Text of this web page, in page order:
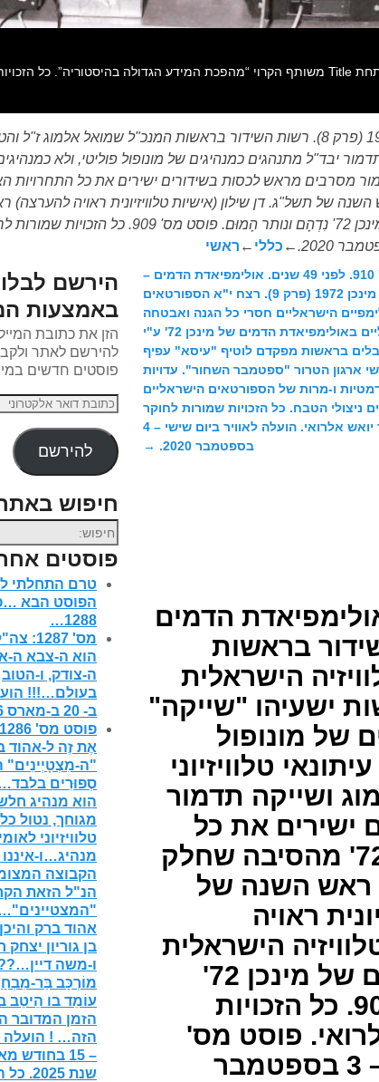
פוסט מס' 909. לפני 48 שנים. אולימפיאדת הדמים – מינכן 1972 (פרק 8). רשות השידור בראשות המנכ"ל שמואל אלמוג
יבד"ל מתנהגים כמנהיגים של מונופול פוליטי, ולא
תדמור מסרבים מראש לכסות בשידורים ישירים את כל התחרויות
ראש השנה של תשל"ג. דן שילון (אישיות טלוויזיונית ראויה
של הטלוויזיה הישראלית הציבורית למשחקים האולימפיים של מינכן 72' נִדְהָם ונותר
← כללי ← ראשי
פוסט מס' 910. לפני 49 שנים. אולימפיאדת הדמים –
מינכן 1972 (פרק 9). רצח י"א הספורטאים
הישראליים חסרי כל הגנה ואבטחה
מינימאליים באולימפיאדת הדמים של מינכן 72' ע"י
בראשות מפקדם לוטיף "עיסא" עפיף
ארגון הטרור "ספטמבר השחור". עדויות
ו-מרות של הספורטאים הישראליים
ניצולי הטבח. כל הזכויות שמורות לחוקר
ולמחבר יואש אלרואי. הועלה לאוויר ביום שישי – 4
בספטמבר 2020.
→
48 שנים. אולימפיאדת הדמים
רשות השידור בראשות
הישראלית
ישעיהו "שייקה"
של מונופול
טלוויזיוני
ושייקה תדמור
ישירים את כל
התחרויות האולימפיות במינכן 72' מהסיבה שחלק
ראש השנה של
ראויה
הישראלית
הציבורית למשחקים האולימפיים של מינכן 72'
נִדְהָם ונותר הָמוּם. פוסט מס' 909. כל הזכויות
פוסט מס'
909 הועלה לאוויר ביום חמישי – 3 בספטמבר
הירשם
באמצעות
הזן את כתובת
להירשם לאתר
פוסטים חדשים
להירשם
חיפוש
פוסטים
טרם התחלתי
הפוסט הבא
1288…
מס'
הוא ה-צבא ה-
ה-צודק, ו-הטוב
בעולם…!!!
ב- 20 ב-מארס 2026.
אֶת זֶה ל-אהוד
"ה-מִצְטָיְינִים"
סְפוּרִים
הוא מנהיג
מגוחך, נטול
טלוויזיוני
מנהיג…ו-
הקבוצה
הנ"ל הזאת
אהוד ברק
בן גוריון יצחק
ו-משה
מוֹרְכָּב בַּר-
עוֹמֵד בו הֵיטֵב
הזמן המדובר
הזה… ! הועלה
– 15 בחודש
שנת